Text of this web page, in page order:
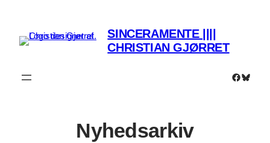
SINCERAMENTE ||||
CHRISTIAN GJØRRET
Nyhedsarkiv